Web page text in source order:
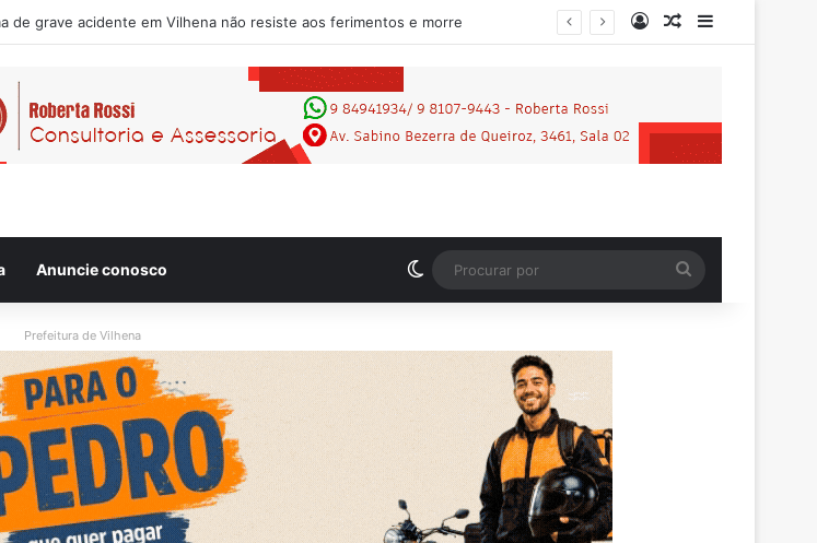
de enfermagem no Hospital Regional de Vilhena EntrarArtigo aleatório
Anuncie conosco Switch skin
por
Prefeitura de Vilhena